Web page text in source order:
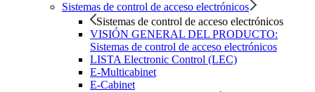
Sistemas de control de acceso electrónicos
Sistemas de control de acceso electrónicos
VISIÓN GENERAL DEL PRODUCTO:
Sistemas de control de acceso electrónicos
LISTA Electronic Control (LEC)
E-Multicabinet
E-Cabinet